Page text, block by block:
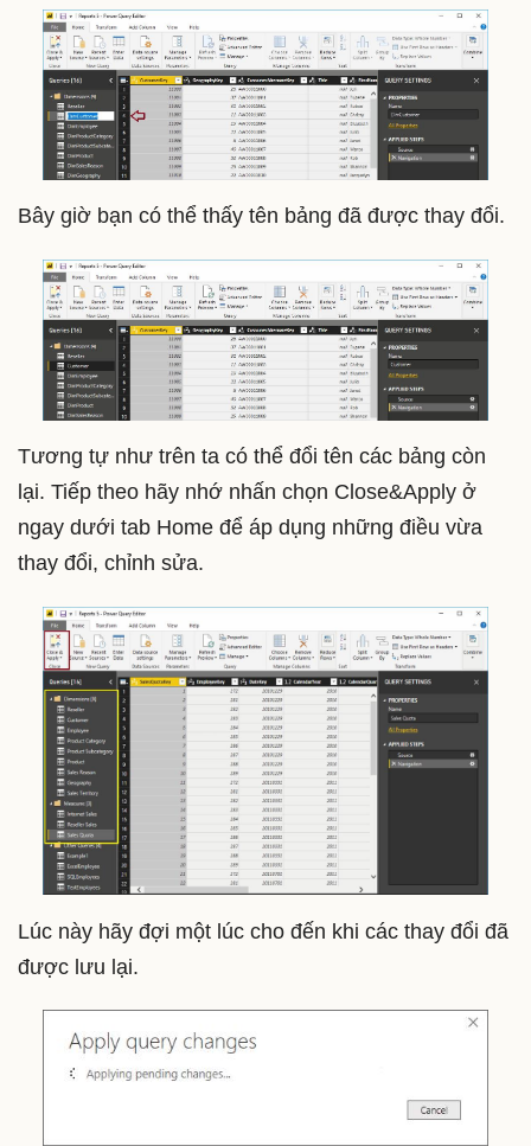
Bây giờ bạn có thể thấy tên bảng đã được thay đổi.
Tương tự như trên ta có thể đổi tên các bảng còn
lại. Tiếp theo hãy nhớ nhấn chọn Close&Apply ở
ngay dưới tab Home để áp dụng những điều vừa
thay đổi, chỉnh sửa.
Lúc này hãy đợi một lúc cho đến khi các thay đổi đã
được lưu lại.